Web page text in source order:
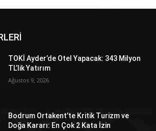
TOKİ Ayder’de Otel Yapacak: 343 Milyon
TL’lik Yatırım
Ağustos 9, 2026
Bodrum Ortakent’te Kritik Turizm ve
Doğa Kararı: En Çok 2 Kata İzin